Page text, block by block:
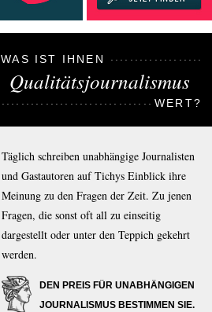
WAS IST IHNEN
Qualitätsjournalismus
WERT?
Täglich schreiben unabhängige Journalisten
und Gastautoren auf Tichys Einblick ihre
Meinung zu den Fragen der Zeit. Zu jenen
Fragen, die sonst oft all zu einseitig
dargestellt oder unter den Teppich gekehrt
werden.
DEN PREIS FÜR UNABHÄNGIGEN
JOURNALISMUS BESTIMMEN SIE.